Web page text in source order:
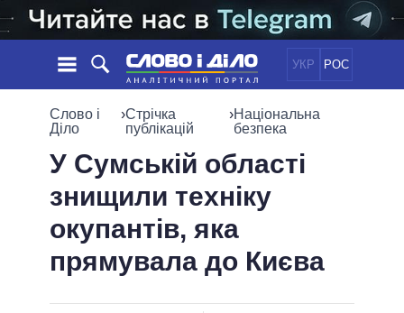
УКР РОС
НОВИНИ
СТРІЧКА
ПОДІЇ
СТАТТІ
ДУМКИ
ОГЛЯДИ
ПОЛІТИКА
СУСПІЛЬСТВО
СВІТ
ОБIЦЯНКИ
ПОЛIТИКИ
УСІ ПОЛІТИКИ
ПРЕЗИДЕНТ І ОФІС
ІНФОГРАФІКА
ВІДЕО
Слово і
Діло
›Стрічка
публікацій
›Національна
безпека
У Сумській області
знищили техніку
окупантів, яка
прямувала до Києва